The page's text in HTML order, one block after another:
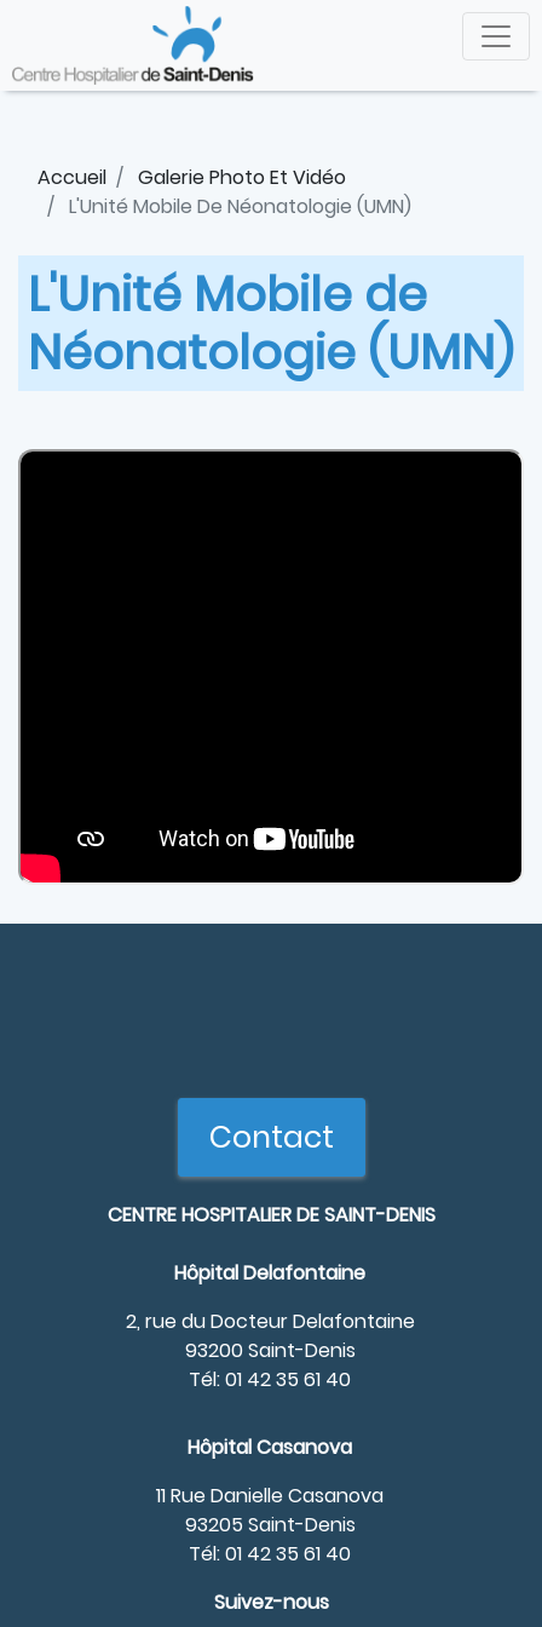
contenu
principal
Accueil
Galerie Photo Et Vidéo
L'Unité Mobile De Néonatologie (UMN)
L'Unité Mobile de
Néonatologie (UMN)
Paragraphe
Contact
CENTRE HOSPITALIER DE SAINT-DENIS
Hôpital Delafontaine
2, rue du Docteur Delafontaine
93200 Saint-Denis
Tél: 01 42 35 61 40
Hôpital Casanova
11 Rue Danielle Casanova
93205 Saint-Denis
Tél: 01 42 35 61 40
Suivez-nous
Panneau de gestion des cookies